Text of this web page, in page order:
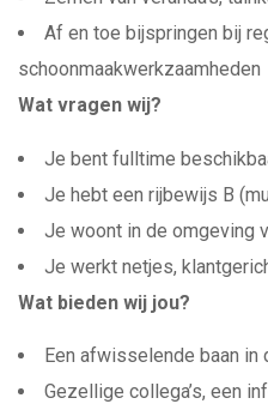
Af en toe bijspringen bij
schoonmaakwerkzaamheden
Wat vragen wij?
Je bent fulltime
Je hebt een rijbewijs B
Je woont in de omgeving
Je werkt netjes,
Wat bieden wij jou?
Een afwisselende baan in
Gezellige collega’s, een